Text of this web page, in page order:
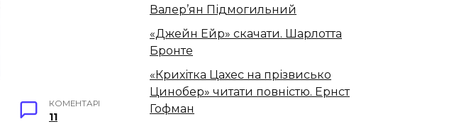
КОМЕНТАРІ
11
Валер’ян Підмогильний
«Джейн Ейр» скачати. Шарлотта
Бронте
«Крихітка Цахес на прізвисько
Цинобер» читати повністю. Ернст
Гофман